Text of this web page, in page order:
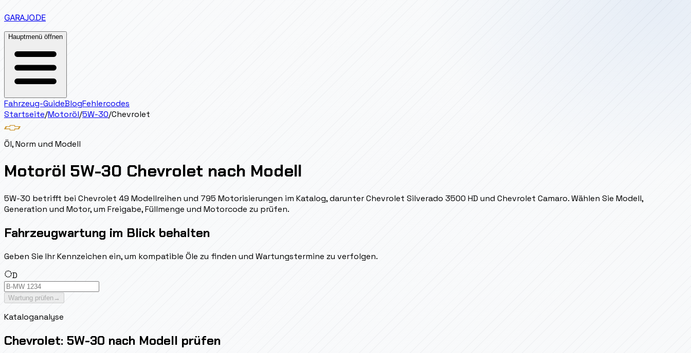
GARAJO.DE
Hauptmenü öffnen
Fahrzeug-GuideBlogFehlercodes
Startseite/Motoröl/5W-30/Chevrolet
Öl, Norm und Modell
Motoröl 5W-30 Chevrolet nach Modell
5W-30 betrifft bei Chevrolet 49 Modellreihen und 795 Motorisierungen im Katalog, darunter Chevrolet Silverado 3500 HD und Chevrolet Camaro. Wählen Sie Modell,
Generation und Motor, um Freigabe, Füllmenge und Motorcode zu prüfen.
Fahrzeugwartung im Blick behalten
Geben Sie Ihr Kennzeichen ein, um kompatible Öle zu finden und Wartungstermine zu verfolgen.
D
Wartung prüfen →
Kataloganalyse
Chevrolet: 5W-30 nach Modell prüfen